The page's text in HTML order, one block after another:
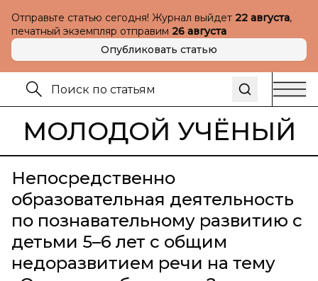
Отправьте статью сегодня! Журнал выйдет 22 августа,
печатный экземпляр отправим 26 августа
Опубликовать статью
МОЛОДОЙ УЧЁНЫЙ
Непосредственно
образовательная деятельность
по познавательному развитию с
детьми 5–6 лет с общим
недоразвитием речи на тему